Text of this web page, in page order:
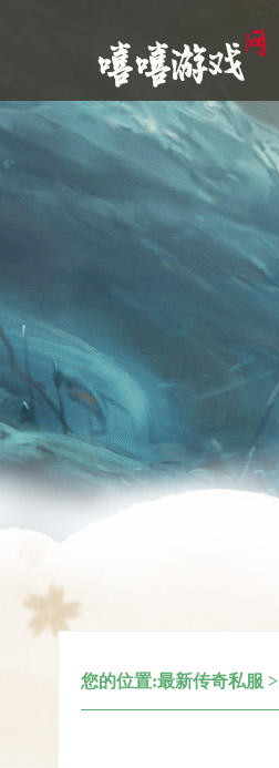
您的位置:最新传奇私服 >